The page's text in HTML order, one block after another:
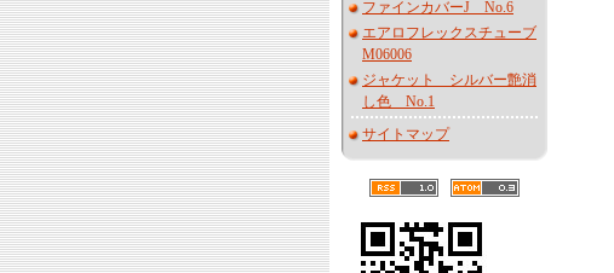
ファインカバーJ No.6
エアロフレックスチューブ
M06006
ジャケット シルバー艶消
し色 No.1
サイトマップ